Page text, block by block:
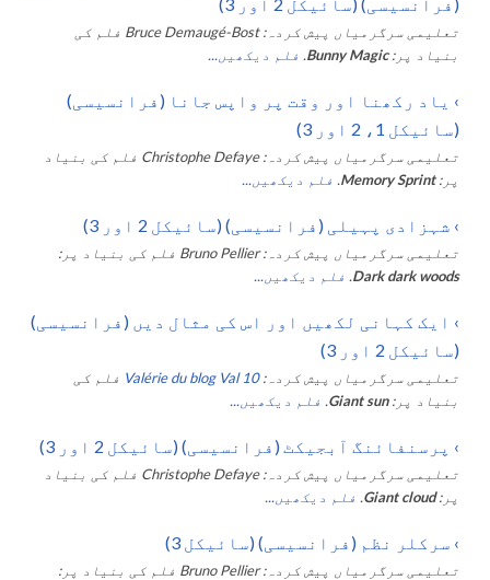
تعلیمی سرگرمیاں پیش کردہ: Bruce Demaugé-Bost فلم کی
بنیاد پر: Bunny Magic
. فلم دیکھیں...
› یاد رکھنا اور وقت پر واپس جانا (فرانسیسی)
(سائیکل 1، 2 اور 3)
تعلیمی سرگرمیاں پیش کردہ: Christophe Defaye فلم کی بنیاد
پر: Memory Sprint
. فلم دیکھیں...
› شہزادی پہیلی (فرانسیسی) (سائیکل 2 اور 3)
تعلیمی سرگرمیاں پیش کردہ: Bruno Pellier فلم کی بنیاد پر:
Dark dark woods
. فلم دیکھیں...
› ایک کہانی لکھیں اور اس کی مثال دیں (فرانسیسی)
(سائیکل 2 اور 3)
تعلیمی سرگرمیاں پیش کردہ: Valérie du blog Val 10 فلم کی
بنیاد پر: Giant sun
. فلم دیکھیں...
› پرسنفائنگ آبجیکٹ (فرانسیسی) (سائیکل 2 اور 3)
تعلیمی سرگرمیاں پیش کردہ: Christophe Defaye فلم کی بنیاد
پر: Giant cloud
. فلم دیکھیں...
› سرکلر نظم (فرانسیسی) (سائیکل 3)
تعلیمی سرگرمیاں پیش کردہ: Bruno Pellier فلم کی بنیاد پر: